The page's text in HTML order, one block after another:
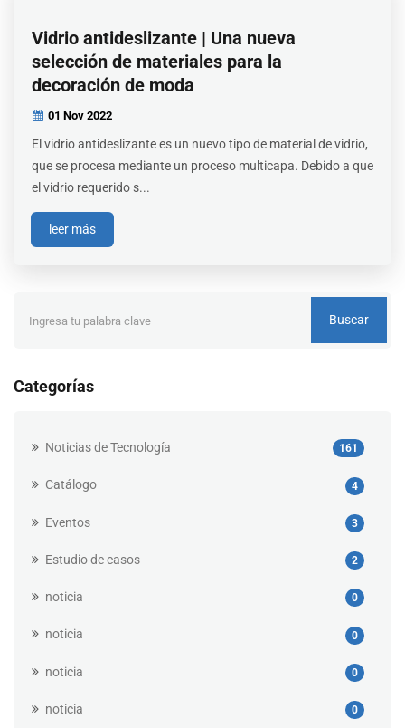
Vidrio antideslizante | Una nueva
selección de materiales para la
decoración de moda
01 Nov 2022
El vidrio antideslizante es un nuevo tipo de material de vidrio,
que se procesa mediante un proceso multicapa. Debido a que
el vidrio requerido s...
leer más
Buscar
Categorías
Noticias de Tecnología 161
Catálogo 4
Eventos 3
Estudio de casos 2
noticia 0
noticia 0
noticia 0
noticia 0